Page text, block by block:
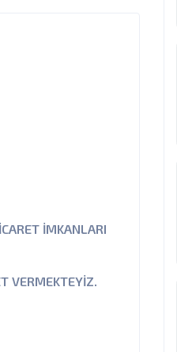
İMKANLARI
VERMEKTEYİZ.